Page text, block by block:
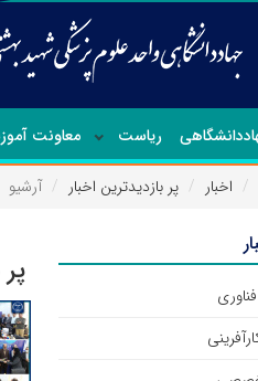
ریاست معاونت
اخبار پر بازدیدترین اخبار آرشیو